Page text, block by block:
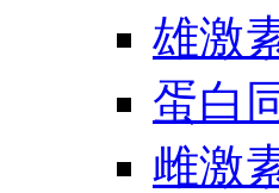
雄激
蛋白
雌激